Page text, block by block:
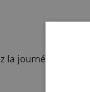
la journée autour